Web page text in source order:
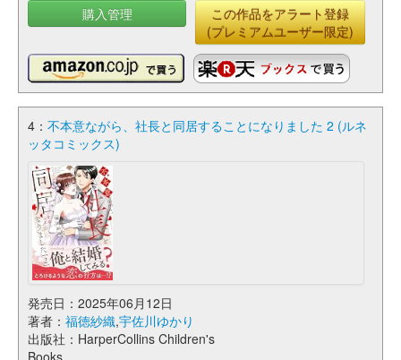
購入管理
この作品をアラート登録
(プレミアムユーザー限定)
4： 不本意ながら、社長と同居することになりました 2 (ルネ
ッタコミックス)
発売日：2025年06月12日
著者： 福徳紗織,宇佐川ゆかり
出版社：HarperCollins Children's
Books